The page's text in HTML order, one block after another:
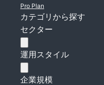
Pro Plan
カテゴリから探す
セクター
運用スタイル
企業規模